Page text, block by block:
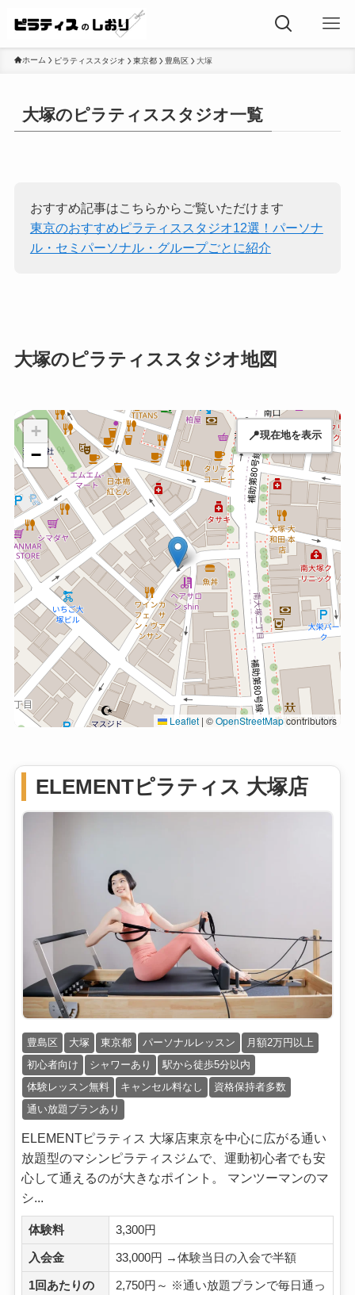
ホーム ピラティススタジオ 東京都 豊島区 大塚
大塚のピラティススタジオ一覧
おすすめ記事はこちらからご覧いただけます
東京のおすすめピラティススタジオ12選！パーソナ
ル・セミパーソナル・グループごとに紹介
大塚のピラティススタジオ地図
+
−
Leaflet | ©OpenStreetMapcontributors
📍現在地を表示
ELEMENTピラティス 大塚店
豊島区 大塚 東京都 パーソナルレッスン
月額2万円以上
初心者向け
シャワーあり
駅から徒歩5分以内
体験レッスン無料
キャンセル料なし
資格保持者多数
通い放題プランあり
ELEMENTピラティス 大塚店東京を中心に広がる通い
放題型のマシンピラティスジムで、運動初心者でも安
心して通えるのが大きなポイント。 マンツーマンのマ
シ...
体験料 3,300円
入会金 33,000円 →体験当日の入会で半額
1回あたりの
2,750円～ ※通い放題プランで毎日通っ